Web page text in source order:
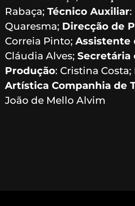
Rabaça; Técnico Auxiliar:
Quaresma; Direcção de
Correia Pinto; Assistente
Cláudia Alves; Secretária
Produção: Cristina Costa;
Artística Companhia de
João de Mello Alvim